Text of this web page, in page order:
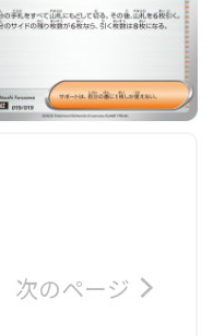
次のページ